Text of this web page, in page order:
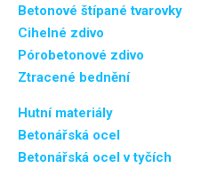
Betonové štípané tvarovky
Cihelné zdivo
Pórobetonové zdivo
Ztracené bednění
Hutní materiály
Betonářská ocel
Betonářská ocel v tyčích